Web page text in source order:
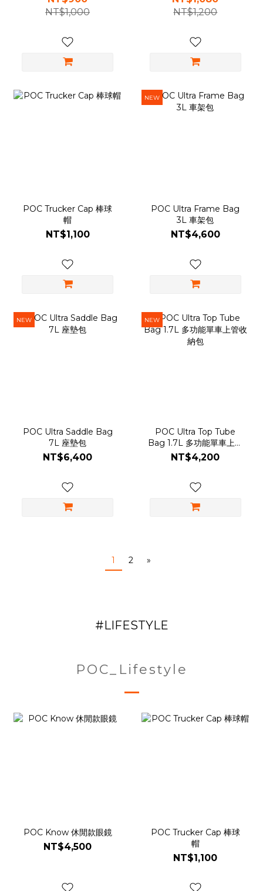
NT$1,000
NT$1,200
POC Trucker Cap 棒球
帽
NT$1,100
NEW
POC Ultra Frame Bag
3L 車架包
NT$4,600
NEW
POC Ultra Saddle Bag
7L 座墊包
NT$6,400
NEW
POC Ultra Top Tube
Bag 1.7L 多功能單車上管
收納包
NT$4,200
1 2 »
#LIFESTYLE
POC_Lifestyle
POC Know 休閒款眼鏡
NT$4,500
POC Trucker Cap 棒球
帽
NT$1,100